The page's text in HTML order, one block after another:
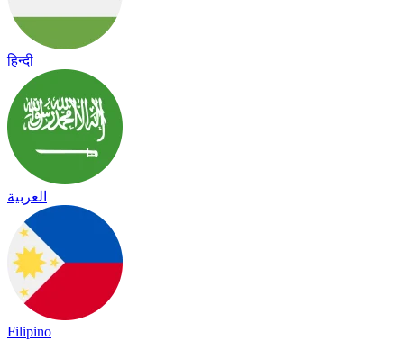
हिन्दी
العربية
Filipino